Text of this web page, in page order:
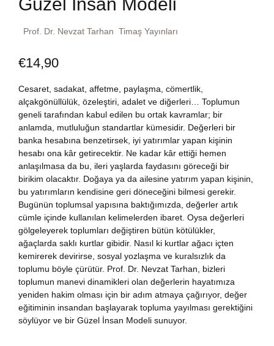
Fransızca
Ingilizce
Kişisel Gelişim
Psikoloji
Siyasi
Tarih
Bize Ulaşın
TR
DE
Prof. Dr. Nevzat Tarhan Timaş Yayınları
€14,90
Cesaret, sadakat, affetme, paylaşma, cömertlik,
alçakgönüllülük, özeleştiri, adalet ve diğerleri… Toplumun
geneli tarafından kabul edilen bu ortak kavramlar; bir
anlamda, mutluluğun standartlar kümesidir. Değerleri bir
banka hesabına benzetirsek, iyi yatırımlar yapan kişinin
hesabı ona kâr getirecektir. Ne kadar kâr ettiği hemen
anlaşılmasa da bu, ileri yaşlarda faydasını göreceği bir
birikim olacaktır. Doğaya ya da ailesine yatırım yapan kişinin,
bu yatırımların kendisine geri döneceğini bilmesi gerekir.
Bugünün toplumsal yapısına baktığımızda, değerler artık
cümle içinde kullanılan kelimelerden ibaret. Oysa değerleri
gölgeleyerek toplumları değiştiren bütün kötülükler,
ağaçlarda saklı kurtlar gibidir. Nasıl ki kurtlar ağacı içten
kemirerek devirirse, sosyal yozlaşma ve kuralsızlık da
toplumu böyle çürütür. Prof. Dr. Nevzat Tarhan, bizleri
toplumun manevi dinamikleri olan değerlerin hayatımıza
yeniden hakim olması için bir adım atmaya çağırıyor, değer
eğitiminin insandan başlayarak topluma yayılması gerektiğini
söylüyor ve bir Güzel İnsan Modeli sunuyor.